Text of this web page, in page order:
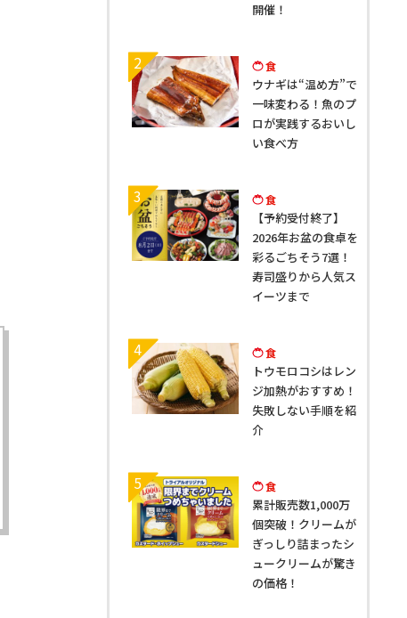
開催！
2 食
ウナギは“温め方”で
一味変わる！魚のプ
ロが実践するおいし
い食べ方
3 食
【予約受付終了】
2026年お盆の食卓を
彩るごちそう7選！
寿司盛りから人気ス
イーツまで
4 食
トウモロコシはレン
ジ加熱がおすすめ！
失敗しない手順を紹
介
5 食
累計販売数1,000万
個突破！クリームが
ぎっしり詰まったシ
ュークリームが驚き
の価格！